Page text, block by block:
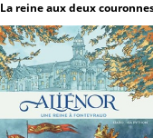
La reine aux deux